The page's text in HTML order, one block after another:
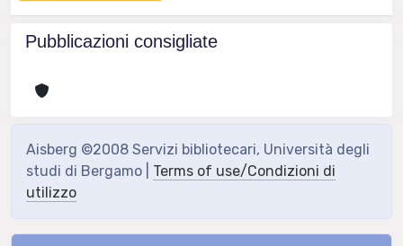
Pubblicazioni consigliate
Aisberg ©2008 Servizi bibliotecari, Università degli
studi di Bergamo | Terms of use/Condizioni di
utilizzo